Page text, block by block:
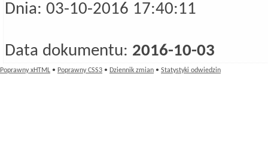
Dnia: 03-10-2016 17:40:11
Data dokumentu: 2016-10-03
Poprawny xHTML • Poprawny CSS3 • Dziennik zmian • Statystyki odwiedzin